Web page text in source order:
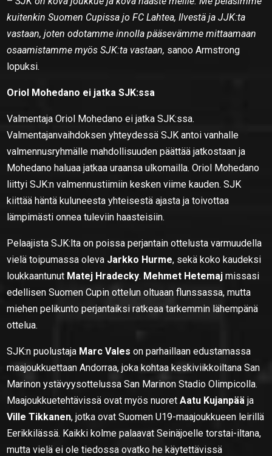
kuitenkin Suomen Cupissa jo FC Lahtea, Ilvestä ja JJK:ta
vastaan, joten odotamme innolla pääsevämme mittaamaan
osaamistamme myös SJK:ta vastaan, sanoo Armstrong
lopuksi.
Oriol Mohedano ei jatka SJK:ssa
Valmentaja Oriol Mohedano ei jatka SJK:ssa.
Valmentajanvaihdoksen yhteydessä SJK antoi vanhalle
valmennusryhmälle mahdollisuuden päättää jatkostaan ja
Mohedano haluaa jatkaa uraansa ulkomailla. Oriol Mohedano
liittyi SJK:n valmennustiimiin kesken viime kauden. SJK
kiittää häntä kuluneesta yhteisestä ajasta ja toivottaa
lämpimästi onnea tuleviin haasteisiin.
Pelaajista SJK:lta on poissa perjantain ottelusta varmuudella
vielä toipumassa oleva Jarkko Hurme, sekä koko kaudeksi
loukkaantunut Matej Hradecky. Mehmet Hetemaj missasi
edellisen Suomen Cupin ottelun oltuaan flunssassa, mutta
miehen pelikunto perjantaiksi ratkeaa tarkemmin lähempänä
ottelua.
SJK:n puolustaja Marc Vales on parhaillaan edustamassa
maajoukkuettaan Andorraa, joka kohtaa keskiviikkoiltana San
Marinon ystävyysottelussa San Marinon Stadio Olimpicolla.
Maajoukkuetehtävissä ovat myös nuoretAatu Kujanpääja
Ville Tikkanen, jotka ovat Suomen U19-maajoukkueen leirillä
Eerikkilässä. Kaikki kolme palaavat Seinäjoelle torstai-iltana,
mutta vielä ei ole tiedossa ovatko he käytettävissä